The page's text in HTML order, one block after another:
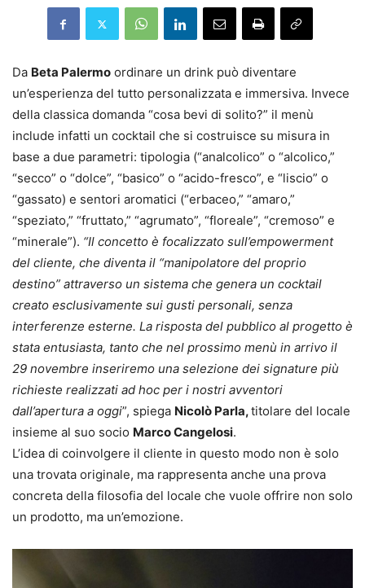
Da Beta Palermo ordinare un drink può diventare
un’esperienza del tutto personalizzata e immersiva. Invece
della classica domanda “cosa bevi di solito?” il menù
include infatti un cocktail che si costruisce su misura in
base a due parametri: tipologia (“analcolico” o “alcolico,”
“secco” o “dolce”, “basico” o “acido-fresco”, e “liscio” o
“gassato) e sentori aromatici (“erbaceo,” “amaro,”
“speziato,” “fruttato,” “agrumato”, “floreale”, “cremoso” e
“minerale”). “Il concetto è focalizzato sull’empowerment
del cliente, che diventa il “manipolatore del proprio
destino” attraverso un sistema che genera un cocktail
creato esclusivamente sui gusti personali, senza
interferenze esterne. La risposta del pubblico al progetto è
stata entusiasta, tanto che nel prossimo menù in arrivo il
29 novembre inseriremo una selezione dei signature più
richieste realizzati ad hoc per i nostri avventori
dall’apertura a oggi”, spiega Nicolò Parla,titolare del locale
insieme al suo socio Marco Cangelosi.
L’idea di coinvolgere il cliente in questo modo non è solo
una trovata originale, ma rappresenta anche una prova
concreta della filosofia del locale che vuole offrire non solo
un prodotto, ma un’emozione.